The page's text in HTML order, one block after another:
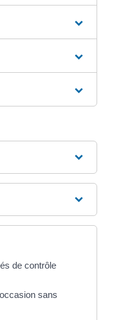
de contrôle
sans